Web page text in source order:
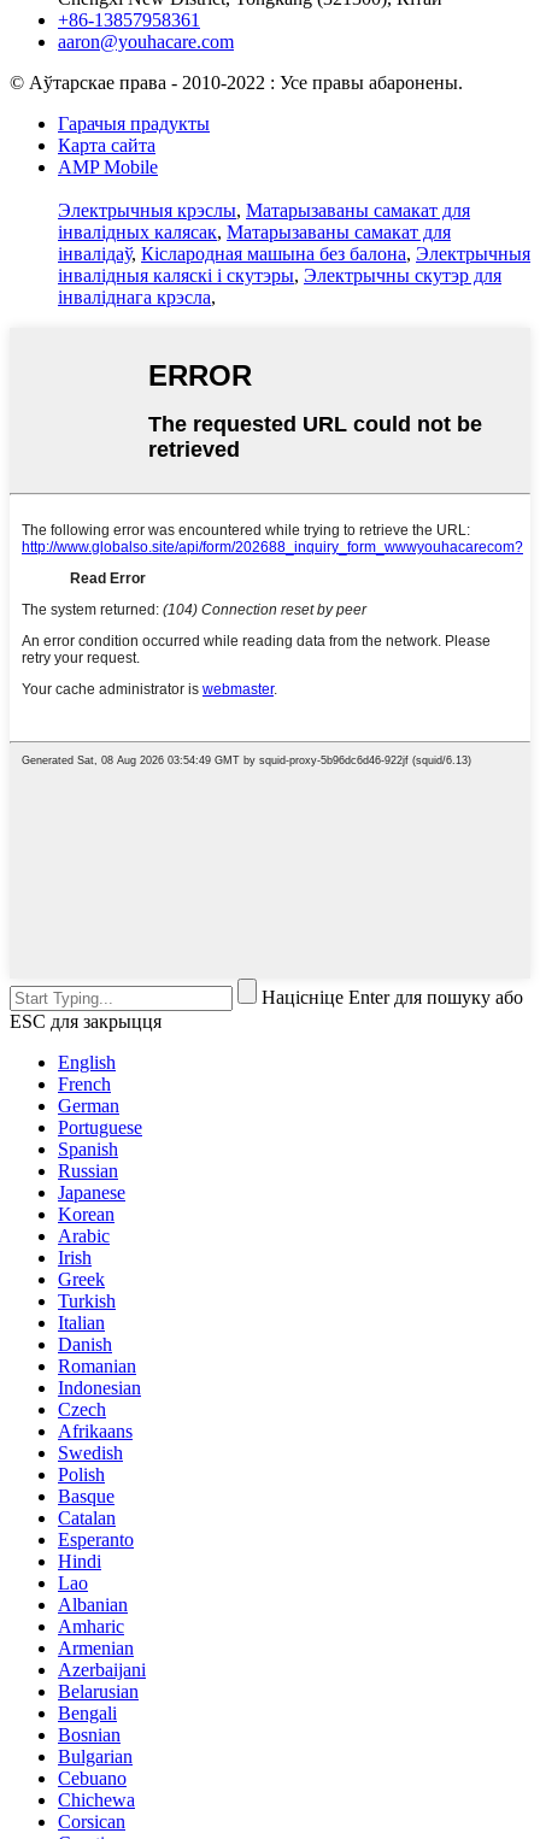
+86-13857958361
aaron@youhacare.com
© Аўтарскае права - 2010-2022 : Усе правы абаронены.
Гарачыя прадукты
Карта сайта
AMP Mobile
Электрычныя крэслы, Матарызаваны самакат для
інвалідных калясак, Матарызаваны самакат для
інвалідаў, Кіслародная машына без балона, Электрычныя
інвалідныя каляскі і скутэры, Электрычны скутэр для
інваліднага крэсла,
Націсніце Enter для пошуку або
ESC для закрыцця
English
French
German
Portuguese
Spanish
Russian
Japanese
Korean
Arabic
Irish
Greek
Turkish
Italian
Danish
Romanian
Indonesian
Czech
Afrikaans
Swedish
Polish
Basque
Catalan
Esperanto
Hindi
Lao
Albanian
Amharic
Armenian
Azerbaijani
Belarusian
Bengali
Bosnian
Bulgarian
Cebuano
Chichewa
Corsican